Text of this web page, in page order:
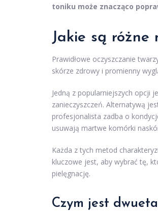
toniku może znacząco
Jakie są różne
Prawidłowe oczyszczanie
skórze zdrowy i promienny
Jedną z popularniejszych opcji
zanieczyszczeń. Alternatywą
profesjonalista zadba o
usuwają martwe komórki
Każda z tych metod
kluczowe jest, aby wybrać tę,
pielęgnację.
Czym jest